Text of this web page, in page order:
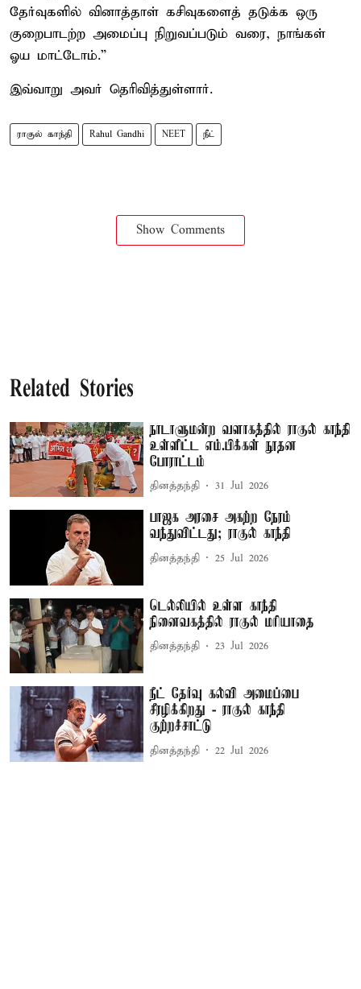
தேர்வுகளில் வினாத்தாள் கசிவுகளைத் தடுக்க ஒரு
குறைபாடற்ற அமைப்பு நிறுவப்படும் வரை, நாங்கள்
ஓய மாட்டோம்.”
இவ்வாறு அவர் தெரிவித்துள்ளார்.
ராகுல் காந்தி Rahul Gandhi NEET நீட்
Show Comments
Related Stories
நாடாளுமன்ற வளாகத்தில் ராகுல் காந்தி
உள்ளிட்ட எம்.பிக்கள் நூதன
போராட்டம்
தினத்தந்தி 31 Jul 2026
பாஜக அரசை அகற்ற நேரம்
வந்துவிட்டது; ராகுல் காந்தி
தினத்தந்தி 25 Jul 2026
டெல்லியில் உள்ள காந்தி
நினைவகத்தில் ராகுல் மரியாதை
தினத்தந்தி 23 Jul 2026
நீட் தேர்வு கல்வி அமைப்பை
சீரழிக்கிறது - ராகுல் காந்தி
குற்றச்சாட்டு
தினத்தந்தி 22 Jul 2026